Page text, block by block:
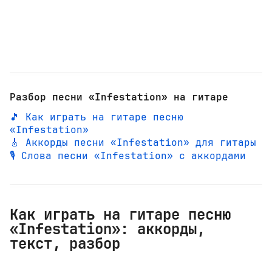
Разбор песни «Infestation» на гитаре
🎵 Как играть на гитаре песню
«Infestation»
🎸 Аккорды песни «Infestation» для гитары
🎙️ Слова песни «Infestation» с аккордами
Как играть на гитаре песню
«Infestation»: аккорды,
текст, разбор